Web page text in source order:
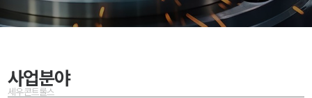
사업분야
세우콘트롤스